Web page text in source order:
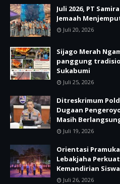
Juli 2026, PT
Jemaah
Juli 20, 2026
Sijago Merah
panggung
Sukabumi
Juli 25, 2026
Ditreskrimum
Dugaan
Masih
Juli 19, 2026
Orientasi
Lebakjaha
Kemandirian
Juli 26, 2026